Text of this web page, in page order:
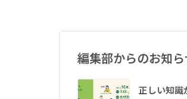
編集部からのお知
正しい知